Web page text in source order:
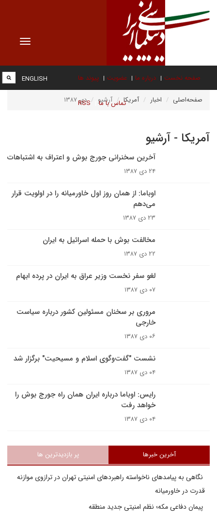
Toggle
صفحه نخست درباره ما عضویت پیوند ها
تماس با ما RSS
ENGLISH
صفحه‌اصلی اخبار آمریکا آرشیو دی ۱۳۸۷
آمریکا - آرشیو
آخرين سخنرانى جورج بوش و اعتراف به اشتباهات
۲۴ دی ۱۳۸۷
اوباما: از همان روز اول خاورميانه را در اولويت قرار
مى‌دهم
۲۳ دی ۱۳۸۷
مخالفت بوش با حمله اسرائيل به ايران
۲۲ دی ۱۳۸۷
لغو سفر نخست وزیر عراق به ايران در پرده ابهام
۰۷ دی ۱۳۸۷
مروری بر سخنان مسئولين کشور درباره سیاست
خارجی
۰۶ دی ۱۳۸۷
نشست "گفت‌وگوی اسلام و مسیحیت" برگزار شد
۰۴ دی ۱۳۸۷
رايس: اوباما درباره ايران همان راه جورج بوش را
خواهد رفت
۰۴ دی ۱۳۸۷
آخرین خبرها پر بازدیدترین ها
نگاهی به پیامدهای ناخواسته راهبردهای امنیتی تهران در ترازوی موازنه
قدرت در خاورمیانه
پیمان دفاعی مکه؛ نظم امنیتی جدید منطقه